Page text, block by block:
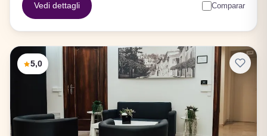
Vedi dettagli Comparar
5,0